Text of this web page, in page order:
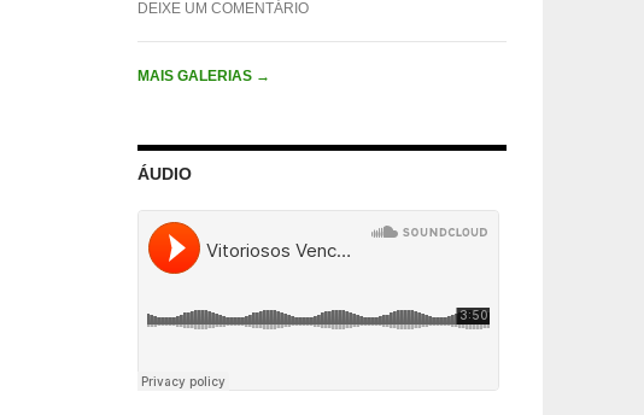
DEIXE UM COMENTÁRIO
MAIS GALERIAS →
ÁUDIO